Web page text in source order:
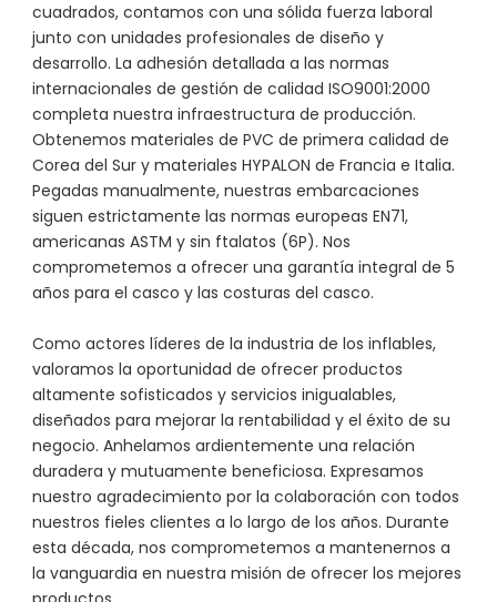
cuadrados, contamos con una sólida fuerza laboral
junto con unidades profesionales de diseño y
desarrollo. La adhesión detallada a las normas
internacionales de gestión de calidad ISO9001:2000
completa nuestra infraestructura de producción.
Obtenemos materiales de PVC de primera calidad de
Corea del Sur y materiales HYPALON de Francia e Italia.
Pegadas manualmente, nuestras embarcaciones
siguen estrictamente las normas europeas EN71,
americanas ASTM y sin ftalatos (6P). Nos
comprometemos a ofrecer una garantía integral de 5
años para el casco y las costuras del casco.
Como actores líderes de la industria de los inflables,
valoramos la oportunidad de ofrecer productos
altamente sofisticados y servicios inigualables,
diseñados para mejorar la rentabilidad y el éxito de su
negocio. Anhelamos ardientemente una relación
duradera y mutuamente beneficiosa. Expresamos
nuestro agradecimiento por la colaboración con todos
nuestros fieles clientes a lo largo de los años. Durante
esta década, nos comprometemos a mantenernos a
la vanguardia en nuestra misión de ofrecer los mejores